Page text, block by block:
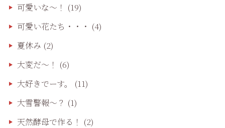
可愛いな〜！ (19)
可愛い花たち・・・ (4)
夏休み (2)
大変だ〜！ (6)
大好きでーす。
(11)
大雪警報〜？ (1)
天然酵母で作る！ (2)